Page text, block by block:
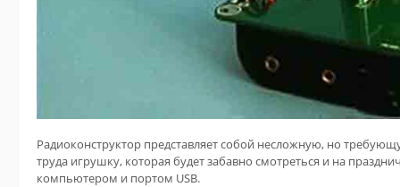
Радиоконструктор представляет собой несложную, но
труда игрушку, которая будет забавно смотреться и на
компьютером и портом USB.